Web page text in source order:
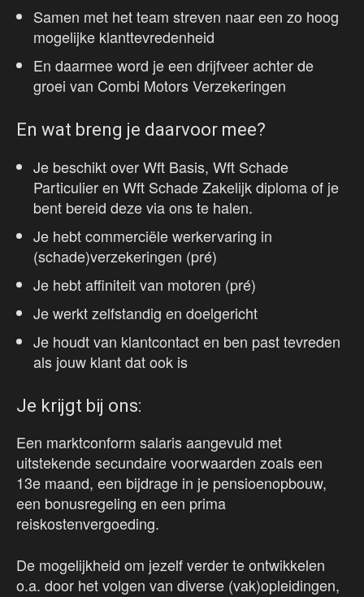
Samen met het team streven naar een zo hoog
mogelijke klanttevredenheid
En daarmee word je een drijfveer achter de
groei van Combi Motors Verzekeringen
En wat breng je daarvoor mee?
Je beschikt over Wft Basis, Wft Schade
Particulier en Wft Schade Zakelijk diploma of je
bent bereid deze via ons te halen.
Je hebt commerciële werkervaring in
(schade)verzekeringen (pré)
Je hebt affiniteit van motoren (pré)
Je werkt zelfstandig en doelgericht
Je houdt van klantcontact en ben past tevreden
als jouw klant dat ook is
Je krijgt bij ons:
Een marktconform salaris aangevuld met
uitstekende secundaire voorwaarden zoals een
13e maand, een bijdrage in je pensioenopbouw,
een bonusregeling en een prima
reiskostenvergoeding.
De mogelijkheid om jezelf verder te ontwikkelen
o.a. door het volgen van diverse (vak)opleidingen,